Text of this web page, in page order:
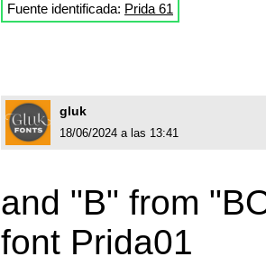
Fuente identificada: Prida 61
gluk
18/06/2024 a las 13:41
and "B" from
font Prida01